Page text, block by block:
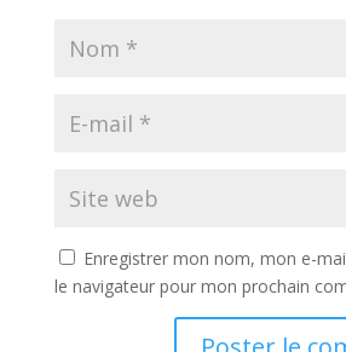
Enregistrer mon nom, mon e-
le navigateur pour mon prochain